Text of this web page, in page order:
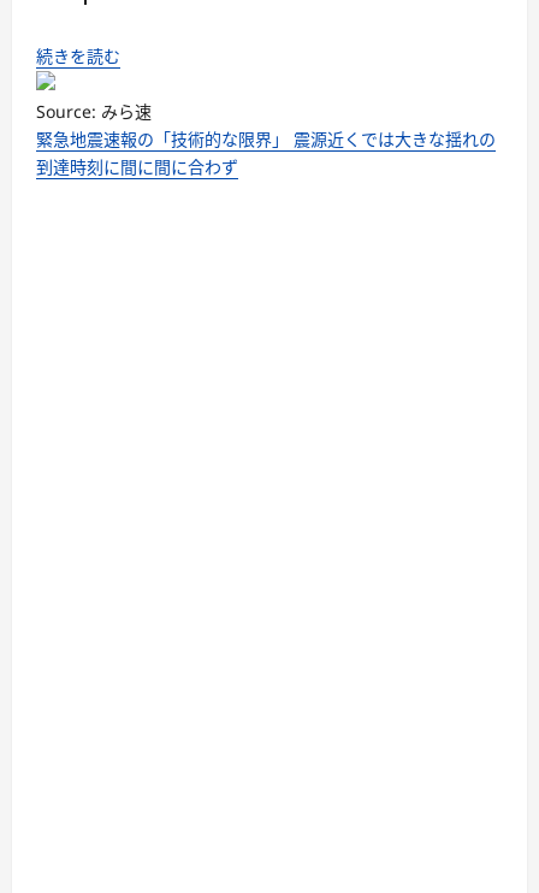
続きを読む
Source: みら速
緊急地震速報の「技術的な限界」 震源近くでは大きな揺れの
到達時刻に間に間に合わず